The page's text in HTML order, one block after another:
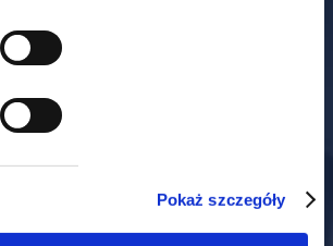
Pokaż szczegóły